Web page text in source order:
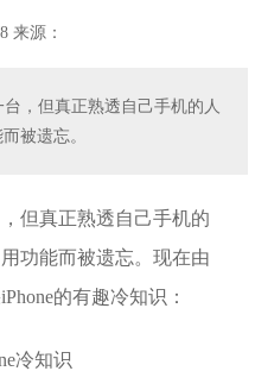
来源：
，但真正熟透自己手机的人
被遗忘。
但真正熟透自己手机的
功能而被遗忘。现在由
的有趣冷知识：